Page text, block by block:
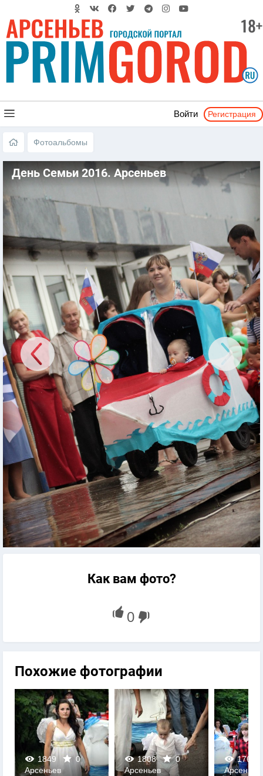
Войти Регистрация
Фотоальбомы
День Семьи 2016. Арсеньев
Как вам фото?
Похожие фотографии
1849
0
0
Арсеньев
1808
0
0
Арсеньев
1764
0
Арсеньев